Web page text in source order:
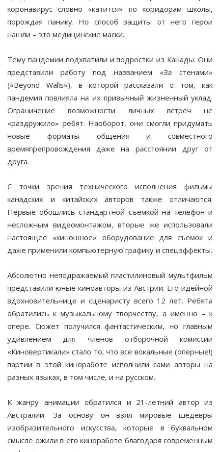
коронавирус словно «катится» по коридорам школы,
порождая панику. Но способ защиты от него герои
нашли – это медицинские маски.
Тему пандемии подхватили и подростки из Канады. Они
представили работу под названием «За стенами»
(«Beyond Walls»), в которой рассказали о том, как
пандемия повлияла на их привычный жизненный уклад.
Ограничение возможности личных встреч не
«раздружило» ребят. Наоборот, они смогли придумать
новые форматы общения и совместного
времяпрепровождения даже на расстоянии друг от
друга.
С точки зрения технического исполнения фильмы
канадских и китайских авторов также отличаются.
Первые обошлись стандартной съемкой на телефон и
несложным видеомонтажом, вторые же использовали
настоящее «киношное» оборудование для съемок и
даже применили компьютерную графику и спецэффекты.
Абсолютно неподражаемый пластилиновый мультфильм
представили юные киноавторы из Австрии. Его идейной
вдохновительнице и сценаристу всего 12 лет. Ребята
обратились к музыкальному творчеству, а именно – к
опере. Сюжет получился фантастическим, но главным
удивлением для членов отборочной комиссии
«Киновертикали» стало то, что все вокальные (оперные!)
партии в этой киноработе исполнили сами авторы на
разных языках, в том числе, и на русском.
К жанру анимации обратился и 21-летний автор из
Австралии. За основу он взял мировые шедевры
изобразительного искусства, которые в буквальном
смысле ожили в его киноработе благодаря современным